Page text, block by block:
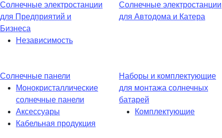
Солнечные электростанции
для Предприятий и
Бизнеса
Независимость
Солнечные электростанции
для Автодома и Катера
Солнечные панели
Монокристаллические
солнечные панели
Аксессуары
Кабельная продукция
Наборы и комплектующие
для монтажа солнечных
батарей
Комплектующие